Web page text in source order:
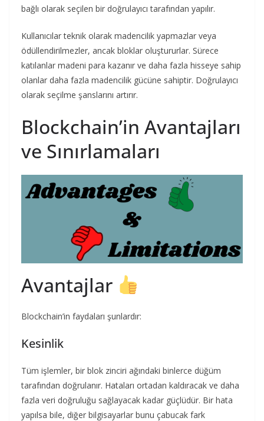
bağlı olarak seçilen bir doğrulayıcı tarafından yapılır.
Kullanıcılar teknik olarak madencilik yapmazlar veya
ödüllendirilmezler, ancak bloklar oluştururlar. Sürece
katılanlar madeni para kazanır ve daha fazla hisseye sahip
olanlar daha fazla madencilik gücüne sahiptir. Doğrulayıcı
olarak seçilme şanslarını artırır.
Blockchain’in Avantajları
ve Sınırlamaları
Avantajlar
Blockchain’in faydaları şunlardır:
Kesinlik
Tüm işlemler, bir blok zinciri ağındaki binlerce düğüm
tarafından doğrulanır. Hataları ortadan kaldıracak ve daha
fazla veri doğruluğu sağlayacak kadar güçlüdür. Bir hata
yapılsa bile, diğer bilgisayarlar bunu çabucak fark